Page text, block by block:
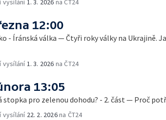
vysílání1. 3. 2026 na ČT24
12:00
- Íránská válka — Čtyři roky války na Ukrajině.
vysílání1. 3. 2026 na ČT24
13:05
stopka pro zelenou dohodu? - 2. část — Proč
vysílání 22. 2. 2026na ČT24